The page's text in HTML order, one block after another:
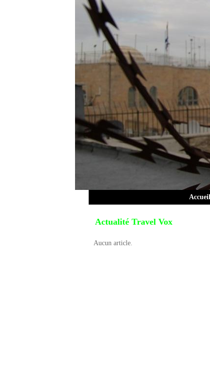
Accueil
Actualité Travel Vox
Aucun article.